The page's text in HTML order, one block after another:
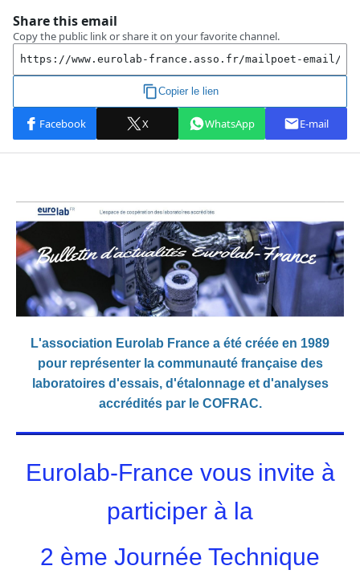
L'association Eurolab France a été créée en 1989
pour représenter la communauté française des
laboratoires d'essais, d'étalonnage et d'analyses
accrédités par le COFRAC.
Eurolab-France vous invite à
participer à la
2 ème Journée Technique